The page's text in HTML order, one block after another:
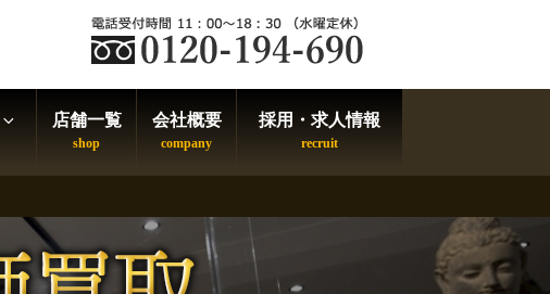
店舗一覧 会社概要 採用・求人情報